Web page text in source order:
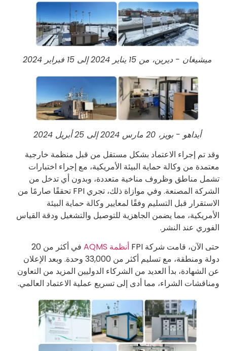
ميشيغان - ديرين، من 15 يناير 2024 إلى 15 فبراير 2024
أيداهو - بويز، 20 مارس 2024 إلى 25 أبريل 2024
وقد تم إجراء الاعتماد بشكل مستقل من قبل منظمة خارجية
معتمدة من وكالة حماية البيئة الأمريكية، مع إجراء اختبارات
تشمل مناطق وظروف مناخية متعددة، وبدون أي تدخل من
الشركة المصنعة. وفي موازاة ذلك، تجري FPI تحققًا صارمًا من
الاستقرار قبل التسليم وفقًا لمعايير وكالة حماية البيئة
الأمريكية، مما يضمن الجاهزية للتوصيل والتشغيل ودقة القياس
الفوري عند النشر.
حتى الآن، قامت شركة FPI
أنظمة AQMS
في أكثر من 20
دولة ومنطقة، مع تسليم أكثر من 33,000 وحدة. وبعد الإعلان
عن الشهادة، بدأ العديد من الشركاء الدوليين المزيد من التعاون
ومناقشات الشراء، مما أدى إلى تسريع عملية الاعتماد العالمي.